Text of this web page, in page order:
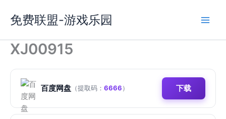
容
免费联盟-游戏乐园
XJ00915
百度网盘 （提取码： 6666） 下载